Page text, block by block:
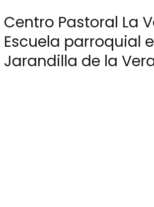
Centro Pastoral La Vera -
Escuela parroquial
Jarandilla de la